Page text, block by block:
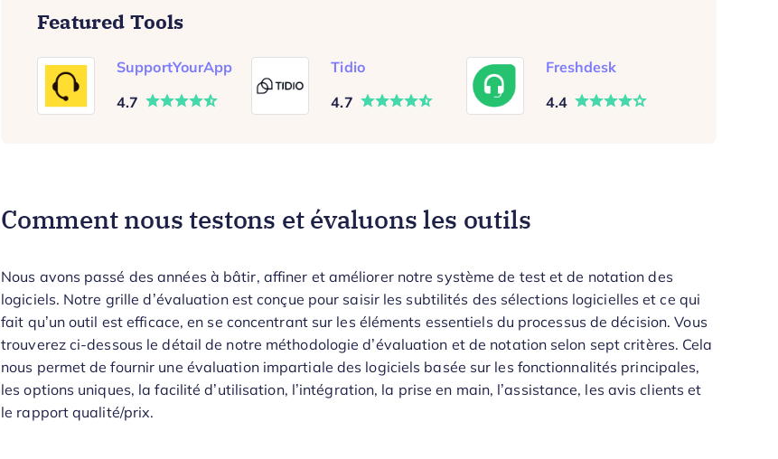
Featured Tools
SupportYourApp
4.7
Tidio
4.7
Freshdesk
4.4
Comment nous testons et évaluons les outils
Nous avons passé des années à bâtir, affiner et améliorer notre système de test et de notation des
logiciels. Notre grille d’évaluation est conçue pour saisir les subtilités des sélections logicielles et ce qui
fait qu’un outil est efficace, en se concentrant sur les éléments essentiels du processus de décision. Vous
trouverez ci-dessous le détail de notre méthodologie d’évaluation et de notation selon sept critères. Cela
nous permet de fournir une évaluation impartiale des logiciels basée sur les fonctionnalités principales,
les options uniques, la facilité d’utilisation, l’intégration, la prise en main, l’assistance, les avis clients et
le rapport qualité/prix.